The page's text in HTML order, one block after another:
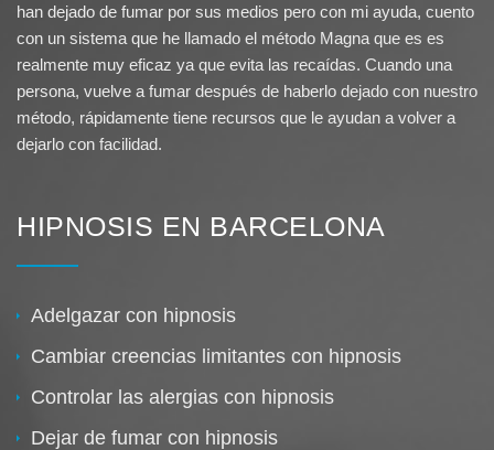
han dejado de fumar por sus medios pero con mi ayuda, cuento
con un sistema que he llamado el método Magna que es es
realmente muy eficaz ya que evita las recaídas. Cuando una
persona, vuelve a fumar después de haberlo dejado con nuestro
método, rápidamente tiene recursos que le ayudan a volver a
dejarlo con facilidad.
HIPNOSIS EN BARCELONA
Adelgazar con hipnosis
Cambiar creencias limitantes con hipnosis
Controlar las alergias con hipnosis
Dejar de fumar con hipnosis